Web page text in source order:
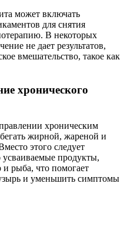
может включать
для снятия
В некоторых
не дает результатов,
вмешательство, такое как
хронического
хроническим
жирной, жареной и
этого следует
усваиваемые продукты,
рыба, что помогает
и уменьшить симптомы